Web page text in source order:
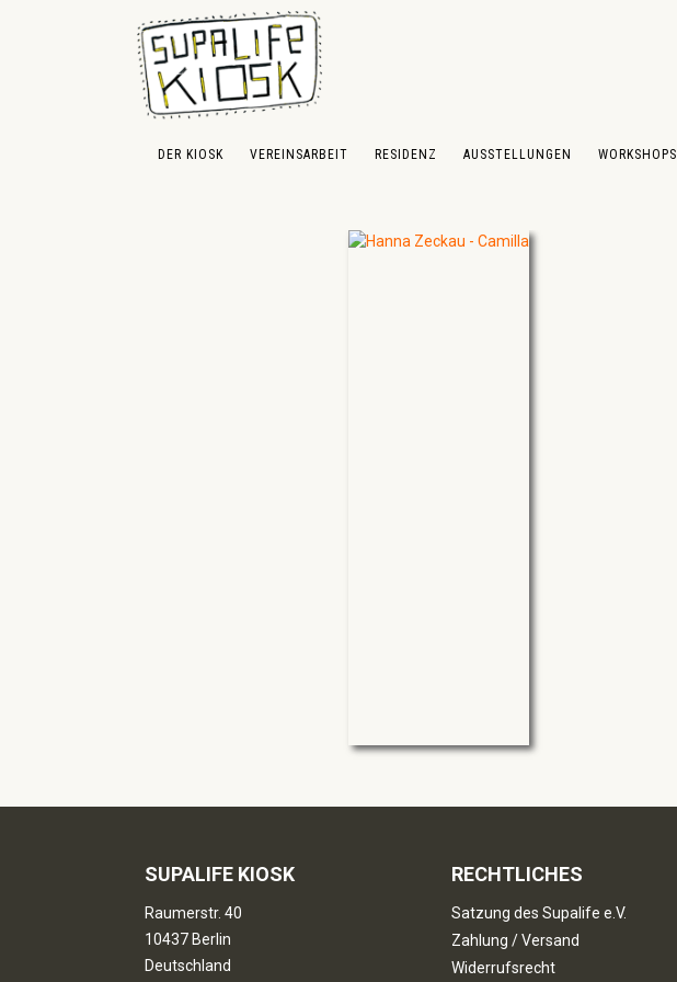
Hauptinhalt springen
Zur Suche springen
Zur Hauptnavigation springen
DER KIOSK VEREINSARBEIT RESIDENZ AUSSTELLUNGEN WORKSHOPS
SUPALIFE KIOSK
Raumerstr. 40
10437 Berlin
Deutschland
RECHTLICHES
Satzung des Supalife e.V.
Zahlung / Versand
Widerrufsrecht